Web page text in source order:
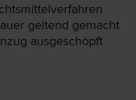
geltend gemacht
ausgeschöpft